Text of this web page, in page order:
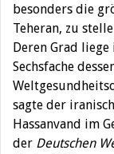
besonders die
Teheran, zu
Deren Grad
Sechsfache
sagte der
Hassanvand im
der Deutschen